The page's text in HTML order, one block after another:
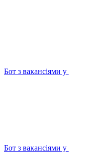
Бот з вакансіями у
Бот з вакансіями у